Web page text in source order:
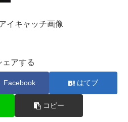
イキャッチ画像
ェアする
Facebook はてブ
コピー